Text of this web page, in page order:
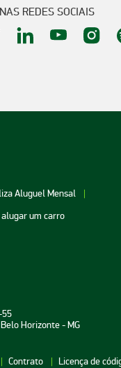
REDES SOCIAIS
Aluguel Mensal
alugar um carro
de Carros Salvador
de Carros Aracaju
55
Horizonte - MG
Contrato Licença de